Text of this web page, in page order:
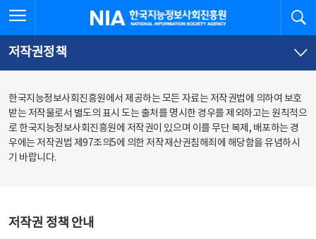
문
로
가
체
뉴
바
가
한국지능정보사회진흥원
저작권정책
한국지능정보사회진흥원에서 제공하는 모든 자료는 저작권법에 의하여 보호
받는 저작물로서 별도의 표시 도는 출처를 명시한 경우를 제외하고는 원칙적으
로 한국지능정보사회진흥원에 저작권이 있으며 이를 무단 복제, 배포하는 경
우에는 저작권법 제97조의5에 의한 저작재산권침해죄에 해당함을 유념하시
기 바랍니다.
저작권 정책 안내